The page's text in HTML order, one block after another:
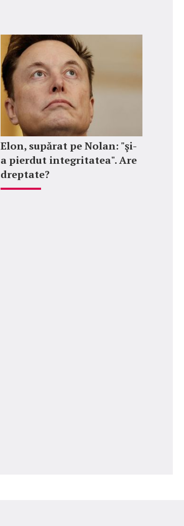
Elon, supărat pe Nolan: "şi-
a pierdut integritatea". Are
dreptate?